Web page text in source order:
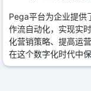
Pega平台为企业提供
作流自动化，实现实
化营销策略、提高运
在这个数字化时代中